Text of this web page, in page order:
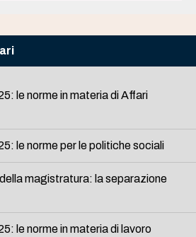
le norme in materia di Affari
le norme per le politiche sociali
magistratura: la separazione
le norme in materia di lavoro